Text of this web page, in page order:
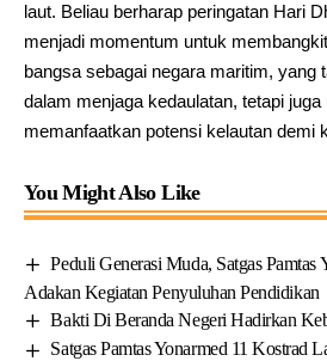
laut. Beliau berharap peringatan Hari
menjadi momentum untuk
bangsa sebagai negara maritim, yang
dalam menjaga kedaulatan, tetapi juga
memanfaatkan potensi kelautan demi
You Might Also Like
Peduli Generasi Muda, Satgas Pamtas
Adakan Kegiatan Penyuluhan Pendidikan
Bakti Di Beranda Negeri Hadirkan
Satgas Pamtas Yonarmed 11 Kostrad